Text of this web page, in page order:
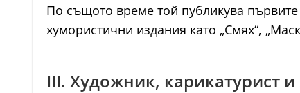
По същото време той публикува
хумористични издания като „Смях“,
III. Художник, карикатурист